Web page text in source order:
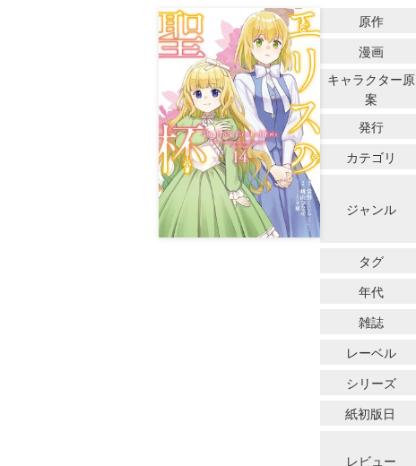
原作
漫画
キャラクター原
案
発行
カテゴリ
ジャンル
タグ
年代
雑誌
レーベル
シリーズ
紙初版日
レビュー